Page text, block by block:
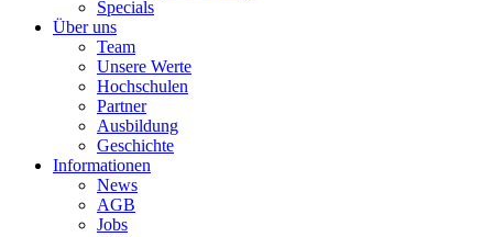
Specials
Über uns
Team
Unsere Werte
Hochschulen
Partner
Ausbildung
Geschichte
Informationen
News
AGB
Jobs